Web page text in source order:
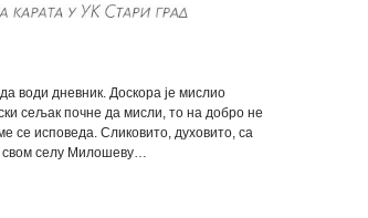
води дневник. Доскора је мислио
сељак почне да мисли, то на добро не
се исповеда. Сликовито, духовито, са
свом селу Милошеву…